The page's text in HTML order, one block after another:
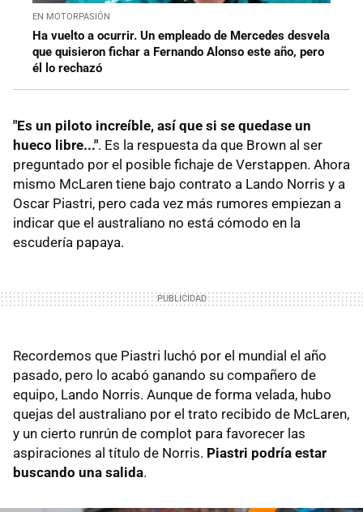
EN MOTORPASIÓN
Ha vuelto a ocurrir. Un empleado de Mercedes desvela
que quisieron fichar a Fernando Alonso este año, pero
él lo rechazó
"Es un piloto increíble, así que si se quedase un
hueco libre...". Es la respuesta da que Brown al ser
preguntado por el posible fichaje de Verstappen. Ahora
mismo McLaren tiene bajo contrato a Lando Norris y a
Oscar Piastri, pero cada vez más rumores empiezan a
indicar que el australiano no está cómodo en la
escudería papaya.
Recordemos que Piastri luchó por el mundial el año
pasado, pero lo acabó ganando su compañero de
equipo, Lando Norris. Aunque de forma velada, hubo
quejas del australiano por el trato recibido de McLaren,
y un cierto runrún de complot para favorecer las
aspiraciones al título de Norris. Piastri podría estar
buscando una salida.